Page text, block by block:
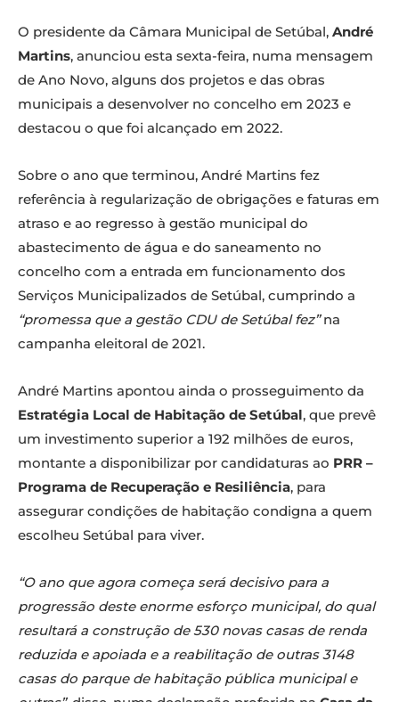
O presidente da Câmara Municipal de Setúbal, André
Martins, anunciou esta sexta-feira, numa mensagem
de Ano Novo, alguns dos projetos e das obras
municipais a desenvolver no concelho em 2023 e
destacou o que foi alcançado em 2022.
Sobre o ano que terminou, André Martins fez
referência à regularização de obrigações e faturas em
atraso e ao regresso à gestão municipal do
abastecimento de água e do saneamento no
concelho com a entrada em funcionamento dos
Serviços Municipalizados de Setúbal, cumprindo a
“promessa que a gestão CDU de Setúbal fez”na
campanha eleitoral de 2021.
André Martins apontou ainda o prosseguimento da
Estratégia Local de Habitação de Setúbal, que prevê
um investimento superior a 192 milhões de euros,
montante a disponibilizar por candidaturas ao PRR –
Programa de Recuperação e Resiliência, para
assegurar condições de habitação condigna a quem
escolheu Setúbal para viver.
“O ano que agora começa será decisivo para a
progressão deste enorme esforço municipal, do qual
resultará a construção de 530 novas casas de renda
reduzida e apoiada e a reabilitação de outras 3148
casas do parque de habitação pública municipal e